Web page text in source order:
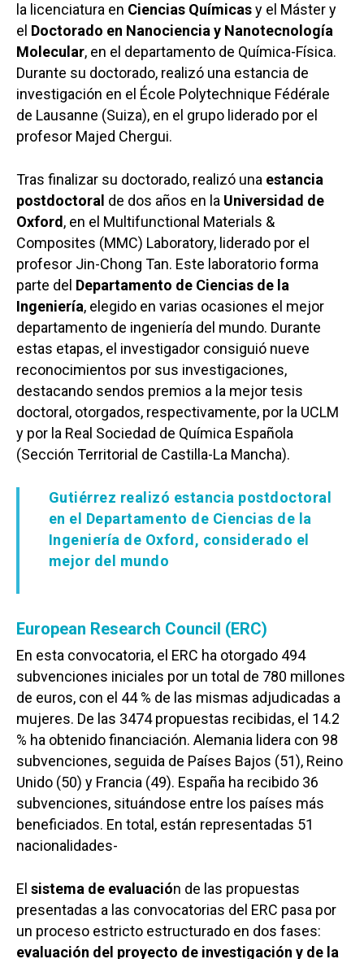
la licenciatura en Ciencias Químicasy el Máster y
el Doctorado en Nanociencia y Nanotecnología
Molecular, en el departamento de Química-Física.
Durante su doctorado, realizó una estancia de
investigación en el École Polytechnique Fédérale
de Lausanne (Suiza), en el grupo liderado por el
profesor Majed Chergui.
Tras finalizar su doctorado, realizó una estancia
postdoctoral de dos años en la Universidad de
Oxford, en el Multifunctional Materials &
Composites (MMC) Laboratory, liderado por el
profesor Jin-Chong Tan. Este laboratorio forma
parte del Departamento de Ciencias de la
Ingeniería, elegido en varias ocasiones el mejor
departamento de ingeniería del mundo. Durante
estas etapas, el investigador consiguió nueve
reconocimientos por sus investigaciones,
destacando sendos premios a la mejor tesis
doctoral, otorgados, respectivamente, por la UCLM
y por la Real Sociedad de Química Española
(Sección Territorial de Castilla-La Mancha).
Gutiérrez realizó estancia postdoctoral
en el Departamento de Ciencias de la
Ingeniería de Oxford, considerado el
mejor del mundo
European Research Council (ERC)
En esta convocatoria, el ERC ha otorgado 494
subvenciones iniciales por un total de 780 millones
de euros, con el 44 % de las mismas adjudicadas a
mujeres. De las 3474 propuestas recibidas, el 14.2
% ha obtenido financiación. Alemania lidera con 98
subvenciones, seguida de Países Bajos (51), Reino
Unido (50) y Francia (49). España ha recibido 36
subvenciones, situándose entre los países más
beneficiados. En total, están representadas 51
nacionalidades-
El sistema de evaluación de las propuestas
presentadas a las convocatorias del ERC pasa por
un proceso estricto estructurado en dos fases:
evaluación del proyecto de investigación y de la